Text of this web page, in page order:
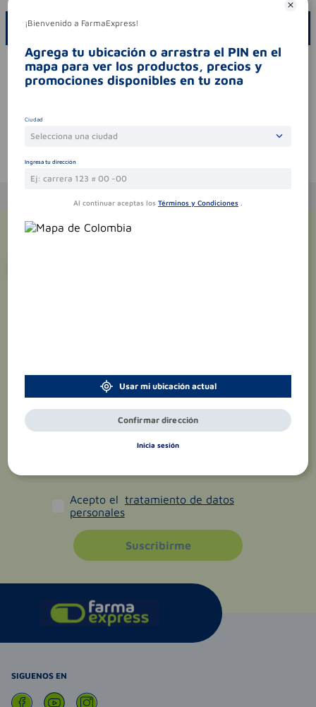
ESCRIBE UN COMENTARIO
Por favor, inicie sesión para escribir un comentario
Sin comentarios.
Te puede interesar
Acepto el tratamiento de datos
personales
Suscribirme
SIGUENOS EN
¡Bienvenido a FarmaExpress!
Agrega tu ubicación o arrastra el PIN en el
mapa para ver los productos, precios y
promociones disponibles en tu zona
Ciudad
Selecciona una ciudad
Ingresa tu dirección
Al continuar aceptas los Términos y Condiciones .
Usar mi ubicación actual
Confirmar dirección
Inicia sesión